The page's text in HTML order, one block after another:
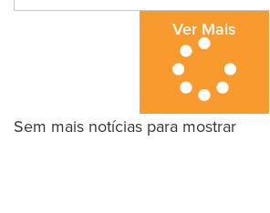
Ver Mais
Sem mais notícias para mostrar